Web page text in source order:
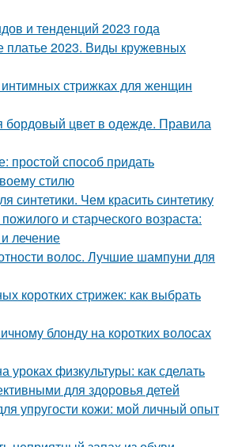
и тенденций 2023 года
платье 2023. Виды кружевных
стрижках для женщин
бордовый цвет в одежде. Правила
простой способ придать
стилю
синтетики. Чем красить синтетику
и старческого возраста:
лечение
волос. Лучшие шампуни для
коротких стрижек: как выбрать
блонду на коротких волосах
уроках физкультуры: как сделать
для здоровья детей
упругости кожи: мой личный опыт